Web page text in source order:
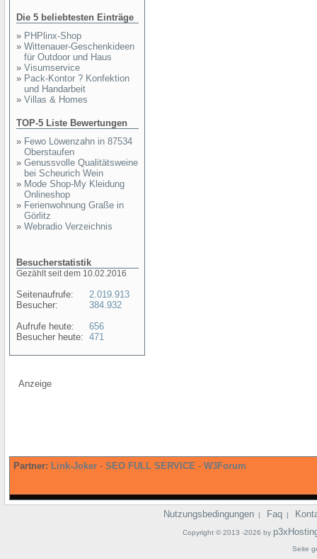
Die 5 beliebtesten Einträge
» PHPlinx-Shop
» Wittenauer-Geschenkideen
für Outdoor und Haus
» Visumservice
» Pack-Kontor ? Konfektion
und Handarbeit
» Villas & Homes
TOP-5 Liste Bewertungen
» Fewo Löwenzahn in 87534
Oberstaufen
» Genussvolle Qualitätsweine
bei Scheurich Wein
» Mode Shop-My Kleidung
Onlineshop
» Ferienwohnung Graße in
Görlitz
» Webradio Verzeichnis
Besucherstatistik
Gezählt seit dem 10.02.2016
Seitenaufrufe:
Besucher:
Aufrufe heute:
Besucher heute:
2.019.913
384.932
656
471
Anzeige
Partner: Link-Joker - SEO FULL SERVICE - W3Forum
Nutzungsbedingungen | Faq |
Copyright © 2013 -2026 by
Seite